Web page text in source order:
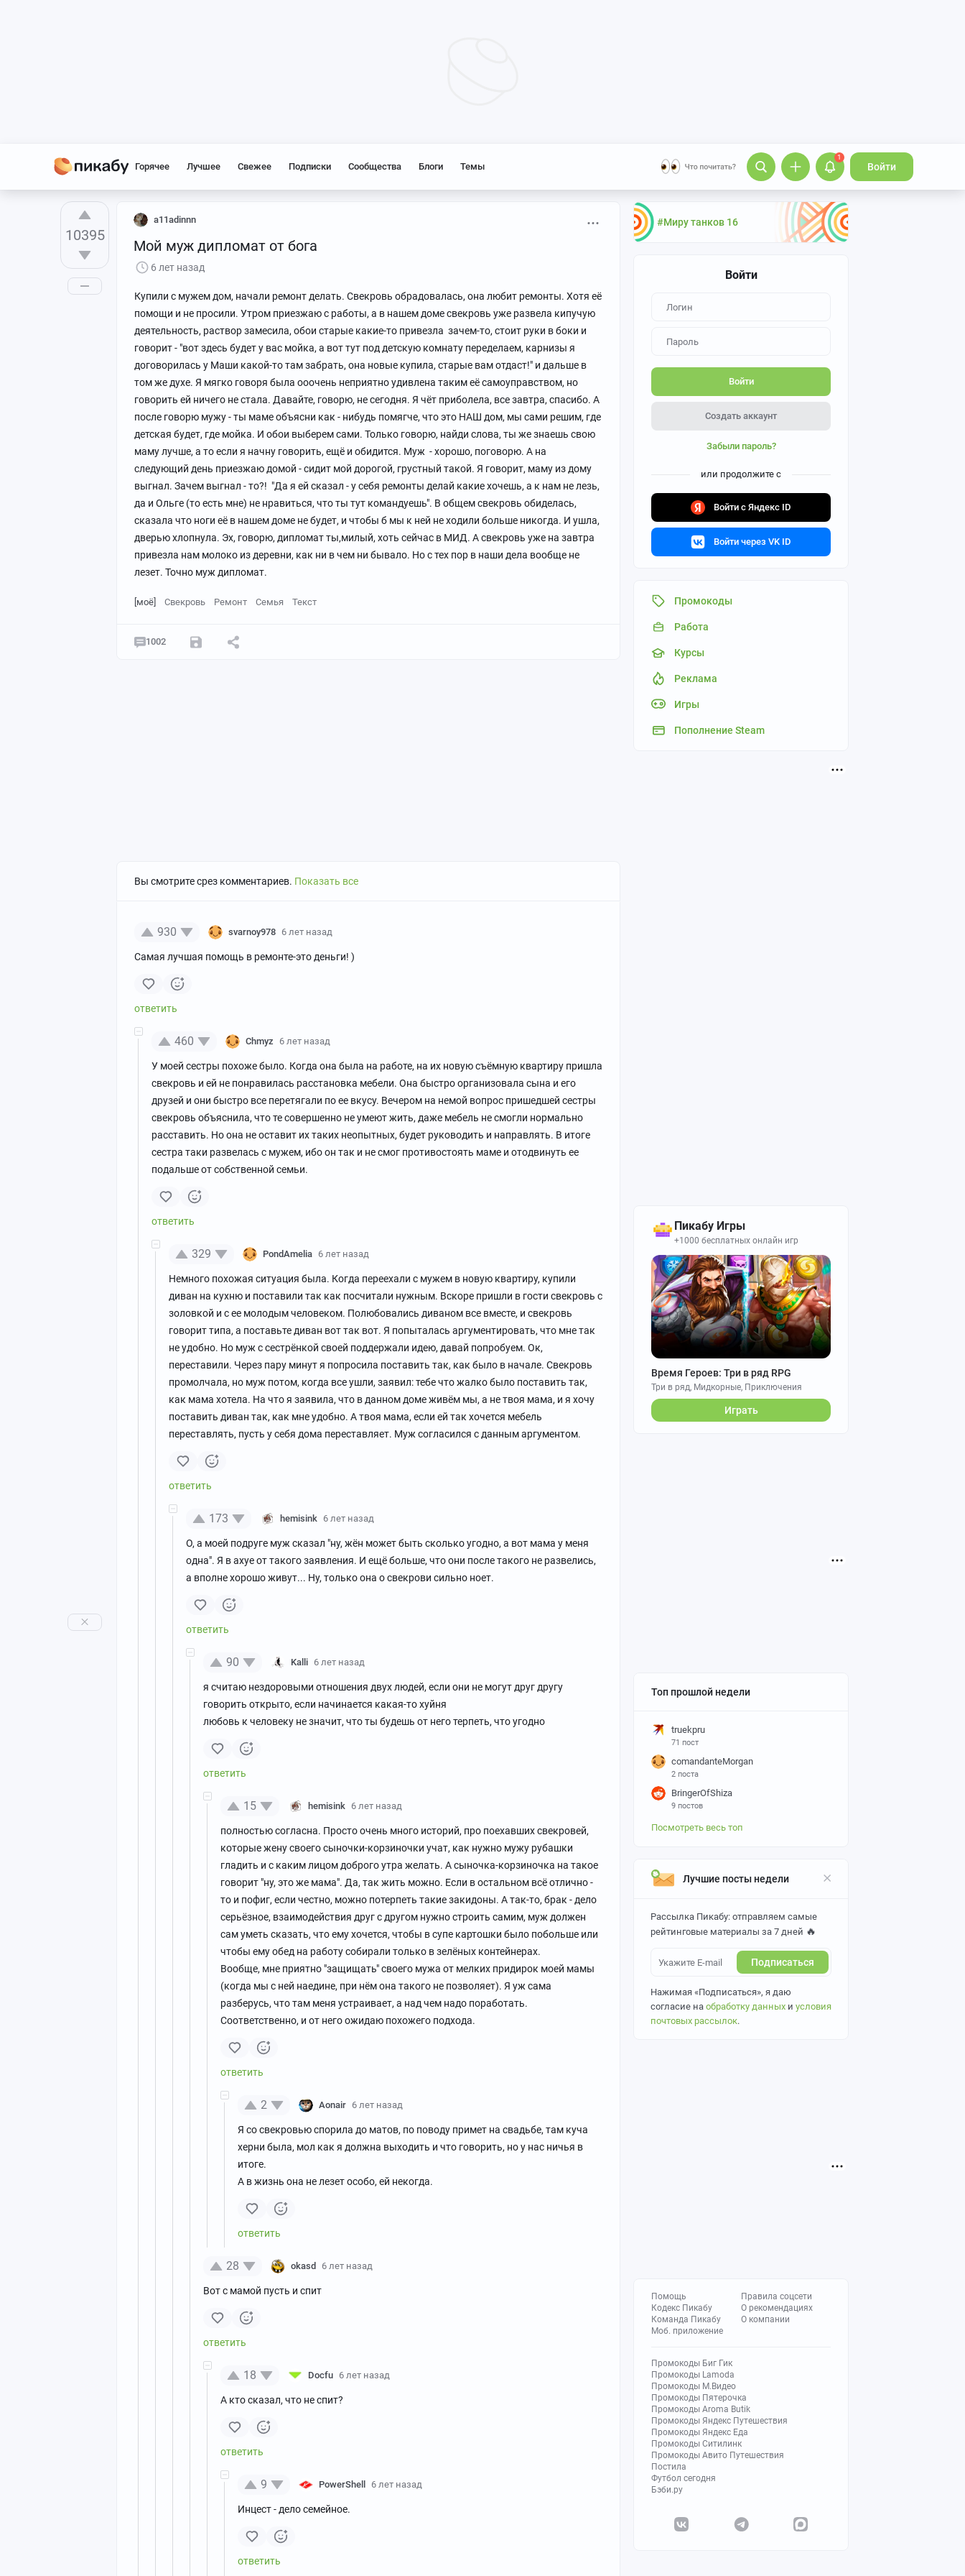
Горячее Лучшее Свежее Подписки Сообщества Блоги Темы
1
Войти
#Миру танков 16
Войти
Войти
Создать аккаунт
Забыли пароль?
или продолжите с
Войти с Яндекс ID
Войти через VK ID
Промокоды
Работа
Курсы
Реклама
Игры
Пополнение Steam
Пикабу Игры
+1000 бесплатных онлайн игр
Время Героев: Три в ряд RPG
Три в ряд, Мидкорные, Приключения
Играть
Топ прошлой недели
truekpru
71 пост
comandanteMorgan
2 поста
BringerOfShiza
9 постов
Посмотреть весь топ
Лучшие посты недели
Рассылка Пикабу: отправляем самые
рейтинговые материалы за 7 дней 🔥
Подписаться
Нажимая «Подписаться», я даю
согласие на обработку данных и условия
почтовых рассылок.
Помощь
Кодекс Пикабу
Команда Пикабу
Моб. приложение
Правила соцсети
О рекомендациях
О компании
Промокоды Биг Гик
Промокоды Lamoda
Промокоды М.Видео
Промокоды Пятерочка
Промокоды Aroma Butik
Промокоды Яндекс Путешествия
Промокоды Яндекс Еда
Промокоды Ситилинк
Промокоды Авито Путешествия
Постила
Футбол сегодня
Бэби.ру
10395
a11adinnn
Мой муж дипломат от бога
6 лет назад
Купили с мужем дом, начали ремонт делать. Свекровь обрадовалась, она любит ремонты. Хотя её
помощи и не просили. Утром приезжаю с работы, а в нашем доме свекровь уже развела кипучую
деятельность, раствор замесила, обои старые какие-то привезла зачем-то, стоит руки в боки и
говорит - "вот здесь будет у вас мойка, а вот тут под детскую комнату переделаем, карнизы я
договорилась у Маши какой-то там забрать, она новые купила, старые вам отдаст!" и дальше в
том же духе. Я мягко говоря была ооочень неприятно удивлена таким её самоуправством, но
говорить ей ничего не стала. Давайте, говорю, не сегодня. Я чёт приболела, все завтра, спасибо. А
после говорю мужу - ты маме объясни как - нибудь помягче, что это НАШ дом, мы сами решим, где
детская будет, где мойка. И обои выберем сами. Только говорю, найди слова, ты же знаешь свою
маму лучше, а то если я начну говорить, ещё и обидится. Муж - хорошо, поговорю. А на
следующий день приезжаю домой - сидит мой дорогой, грустный такой. Я говорит, маму из дому
выгнал. Зачем выгнал - то?! "Да я ей сказал - у себя ремонты делай какие хочешь, а к нам не лезь,
да и Ольге (то есть мне) не нравиться, что ты тут командуешь". В общем свекровь обиделась,
сказала что ноги её в нашем доме не будет, и чтобы б мы к ней не ходили больше никогда. И ушла,
дверью хлопнула. Эх, говорю, дипломат ты,милый, хоть сейчас в МИД. А свекровь уже на завтра
привезла нам молоко из деревни, как ни в чем ни бывало. Но с тех пор в наши дела вообще не
лезет. Точно муж дипломат.
[моё] Свекровь Ремонт Семья Текст
1002
Вы смотрите срез комментариев. Показать все
930 svarnoy978 6 лет назад
Самая лучшая помощь в ремонте-это деньги! )
460 Chmyz 6 лет назад
У моей сестры похоже было. Когда она была на работе, на их новую съёмную квартиру пришла
свекровь и ей не понравилась расстановка мебели. Она быстро организовала сына и его
друзей и они быстро все перетягали по ее вкусу. Вечером на немой вопрос пришедшей сестры
свекровь объяснила, что те совершенно не умеют жить, даже мебель не смогли нормально
расставить. Но она не оставит их таких неопытных, будет руководить и направлять. В итоге
сестра таки развелась с мужем, ибо он так и не смог противостоять маме и отодвинуть ее
подальше от собственной семьи.
329 PondAmelia 6 лет назад
Немного похожая ситуация была. Когда переехали с мужем в новую квартиру, купили
диван на кухню и поставили так как посчитали нужным. Вскоре пришли в гости свекровь с
золовкой и с ее молодым человеком. Полюбовались диваном все вместе, и свекровь
говорит типа, а поставьте диван вот так вот. Я попыталась аргументировать, что мне так
не удобно. Но муж с сестрёнкой своей поддержали идею, давай попробуем. Ок,
переставили. Через пару минут я попросила поставить так, как было в начале. Свекровь
промолчала, но муж потом, когда все ушли, заявил: тебе что жалко было поставить так,
как мама хотела. На что я заявила, что в данном доме живём мы, а не твоя мама, и я хочу
поставить диван так, как мне удобно. А твоя мама, если ей так хочется мебель
переставлять, пусть у себя дома переставляет. Муж согласился с данным аргументом.
173 hemisink 6 лет назад
О, а моей подруге муж сказал "ну, жён может быть сколько угодно, а вот мама у меня
одна". Я в ахуе от такого заявления. И ещё больше, что они после такого не развелись,
а вполне хорошо живут... Ну, только она о свекрови сильно ноет.
90 Kalli 6 лет назад
я считаю нездоровыми отношения двух людей, если они не могут друг другу
говорить открыто, если начинается какая-то хуйня
любовь к человеку не значит, что ты будешь от него терпеть, что угодно
15 hemisink 6 лет назад
полностью согласна. Просто очень много историй, про поехавших свекровей,
которые жену своего сыночки-корзиночки учат, как нужно мужу рубашки
гладить и с каким лицом доброго утра желать. А сыночка-корзиночка на такое
говорит "ну, это же мама". Да, так жить можно. Если в остальном всё отлично -
то и пофиг, если честно, можно потерпеть такие закидоны. А так-то, брак - дело
серьёзное, взаимодействия друг с другом нужно строить самим, муж должен
сам уметь сказать, что ему хочется, чтобы в супе картошки было побольше или
чтобы ему обед на работу собирали только в зелёных контейнерах.
Вообще, мне приятно "защищать" своего мужа от мелких придирок моей мамы
(когда мы с ней наедине, при нём она такого не позволяет). Я уж сама
разберусь, что там меня устраивает, а над чем надо поработать.
Соответственно, и от него ожидаю похожего подхода.
2 Aonair 6 лет назад
Я со свекровью спорила до матов, по поводу примет на свадьбе, там куча
херни была, мол как я должна выходить и что говорить, но у нас ничья в
итоге.
А в жизнь она не лезет особо, ей некогда.
28 okasd 6 лет назад
Вот с мамой пусть и спит
18 Docfu 6 лет назад
А кто сказал, что не спит?
9 PowerShell 6 лет назад
Инцест - дело семейное.